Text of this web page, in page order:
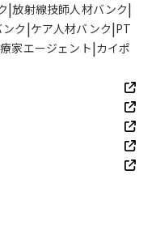
放射線技師人材バンク
ク ケア人材バンク PT
家エージェント カイポ